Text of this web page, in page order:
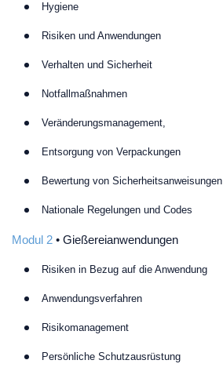
Hygiene
Risiken und Anwendungen
Verhalten und Sicherheit
Notfallmaßnahmen
Veränderungsmanagement,
Entsorgung von Verpackungen
Bewertung von Sicherheitsanweisungen
Nationale Regelungen und Codes
Modul 2 • Gießereianwendungen
Risiken in Bezug auf die Anwendung
Anwendungsverfahren
Risikomanagement
Persönliche Schutzausrüstung